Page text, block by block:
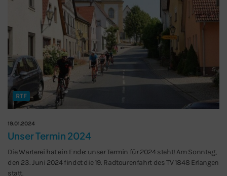
RTF
19.01.2024
Unser Termin 2024
Die Warterei hat ein Ende: unser Termin für 2024 steht! Am Sonntag,
den 23. Juni 2024 findet die 19. Radtourenfahrt des TV 1848 Erlangen
statt.